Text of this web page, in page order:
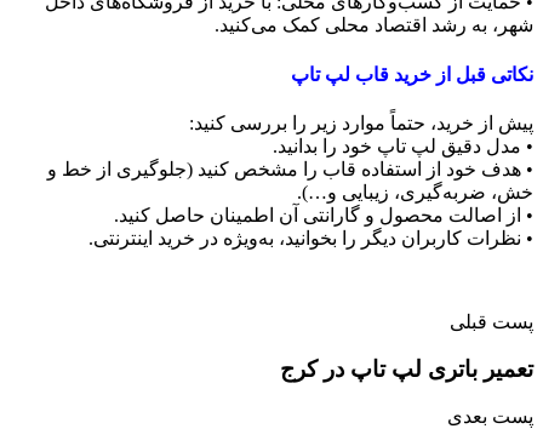
شهر، به رشد اقتصاد محلی کمک می‌کنید.
نکاتی قبل از خرید قاب لپ تاپ
پیش از خرید، حتماً موارد زیر را بررسی کنید:
• مدل دقیق لپ‌ تاپ خود را بدانید.
• هدف خود از استفاده قاب را مشخص کنید (جلوگیری از خط و
خش، ضربه‌گیری، زیبایی و…).
• از اصالت محصول و گارانتی آن اطمینان حاصل کنید.
• نظرات کاربران دیگر را بخوانید، به‌ویژه در خرید اینترنتی.
پست قبلی
تعمیر باتری لپ تاپ در کرج
پست بعدی